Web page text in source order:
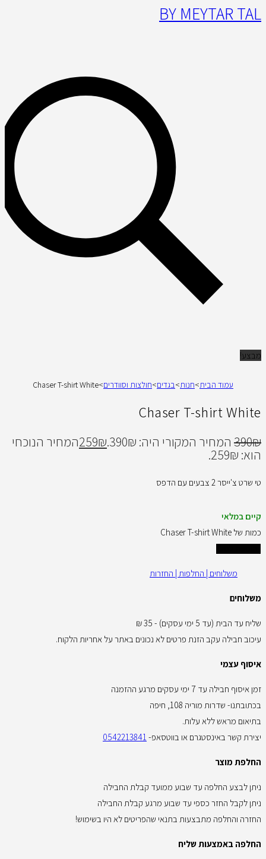
BY MEYTAR TAL
מבצע!
עמוד הבית>חנות>בגדים>חולצות וסוודרים>
Chaser T-shirt White
Chaser T-shirt White
390₪ המחיר המקורי היה: 390₪. 259₪ המחיר הנוכחי
הוא: 259₪.
טי שרט צ'ייסר 2 צבעים עם הדפס
קיים במלאי
כמות של Chaser T-shirt White
משלוחים | החלפות | החזרות
משלוחים
שליח עד הבית (עד 5 ימי עסקים) - 35 ₪
עיכוב חבילה עקב הזנת פרטים לא נכונים באתר על אחריות הלקוח.
איסוף עצמי
זמן איסוף חבילה עד 7 ימי עסקים מרגע ההזמנה
בכתובתנו- שדרות מוריה 108, חיפה
בתיאום מראש ללא עלות.
יצירת קשר באינסטגרם או בווטסאפ- 0542213841
החלפת מוצר
ניתן לבצע החלפה עד שבוע ממועד קבלת החבילה
ניתן לקבל החזר כספי עד שבוע מרגע קבלת החבילה
החזרה והחלפה מתבצעות בתנאי שהפריטים לא היו בשימוש!
החלפה באמצעות שליח